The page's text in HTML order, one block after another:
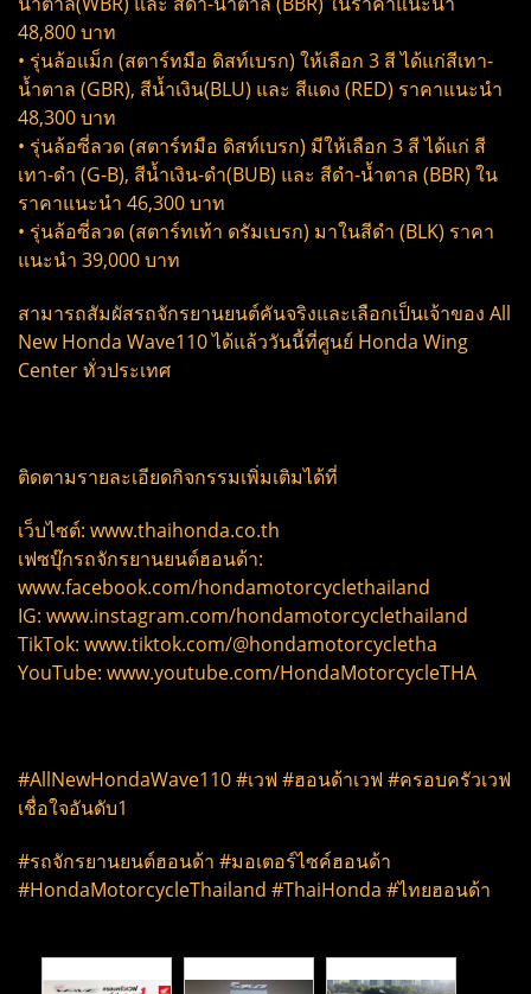
48,800 บาท
• รุ่นล้อแม็ก (สตาร์ทมือ ดิสท์เบรก) ให้เลือก 3 สี ได้แก่สีเทา-
น้ำตาล (GBR), สีน้ำเงิน(BLU) และ สีแดง (RED) ราคาแนะนำ
48,300 บาท
• รุ่นล้อซี่ลวด (สตาร์ทมือ ดิสท์เบรก) มีให้เลือก 3 สี ได้แก่ สี
เทา-ดำ (G-B), สีน้ำเงิน-ดำ(BUB) และ สีดำ-น้ำตาล (BBR) ใน
ราคาแนะนำ 46,300 บาท
• รุ่นล้อซี่ลวด (สตาร์ทเท้า ดรัมเบรก) มาในสีดำ (BLK) ราคา
แนะนำ 39,000 บาท
สามารถสัมผัสรถจักรยานยนต์คันจริงและเลือกเป็นเจ้าของ All
New Honda Wave110 ได้แล้ววันนี้ที่ศูนย์ Honda Wing
Center ทั่วประเทศ
ติดตามรายละเอียดกิจกรรมเพิ่มเติมได้ที่
เว็บไซต์: www.thaihonda.co.th
เฟซบุ๊กรถจักรยานยนต์ฮอนด้า:
www.facebook.com/hondamotorcyclethailand
IG: www.instagram.com/hondamotorcyclethailand
TikTok: www.tiktok.com/@hondamotorcycletha
YouTube: www.youtube.com/HondaMotorcycleTHA
#AllNewHondaWave110 #เวฟ #ฮอนด้าเวฟ #ครอบครัวเวฟ
เชื่อใจอันดับ1
#รถจักรยานยนต์ฮอนด้า #มอเตอร์ไซค์ฮอนด้า
#HondaMotorcycleThailand #ThaiHonda #ไทยฮอนด้า